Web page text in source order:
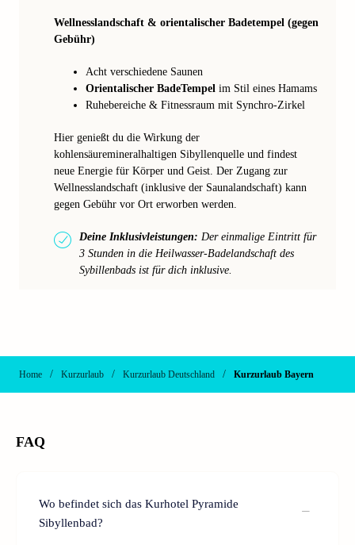
Wellnesslandschaft & orientalischer Badetempel (gegen
Gebühr)
Acht verschiedene Saunen
Orientalischer BadeTempel im Stil eines Hamams
Ruhebereiche & Fitnessraum mit Synchro-Zirkel
Hier genießt du die Wirkung der
kohlensäuremineralhaltigen Sibyllenquelle und findest
neue Energie für Körper und Geist. Der Zugang zur
Wellnesslandschaft (inklusive der Saunalandschaft) kann
gegen Gebühr vor Ort erworben werden.
Deine Inklusivleistungen: Der einmalige Eintritt für
3 Stunden in die Heilwasser-Badelandschaft des
Sybillenbads ist für dich inklusive.
Home / Kurzurlaub / Kurzurlaub Deutschland / Kurzurlaub Bayern
FAQ
Wo befindet sich das Kurhotel Pyramide
Sibyllenbad?